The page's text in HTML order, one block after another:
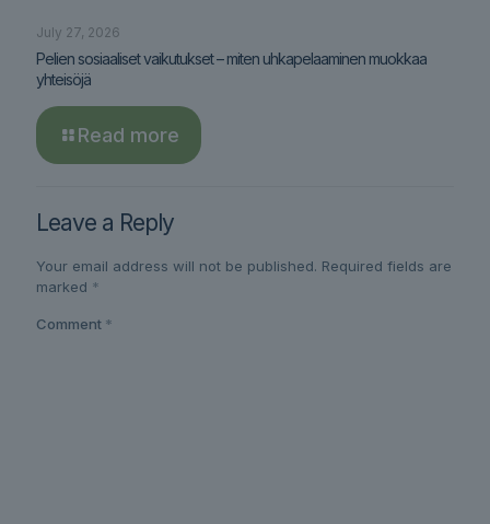
July 27, 2026
Pelien sosiaaliset vaikutukset – miten uhkapelaaminen muokkaa
yhteisöjä
Read more
Leave a Reply
Your email address will not be published. Required fields are
marked *
Comment *